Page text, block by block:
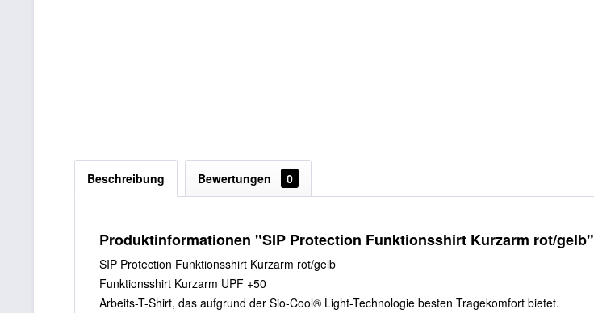
Beschreibung Bewertungen 0
Produktinformationen "SIP Protection Funktionsshirt Kurzarm rot/gelb"
SIP Protection Funktionsshirt Kurzarm rot/gelb
Funktionsshirt Kurzarm UPF +50
Arbeits-T-Shirt, das aufgrund der Sio-Cool® Light-Technologie besten Tragekomfort bietet.